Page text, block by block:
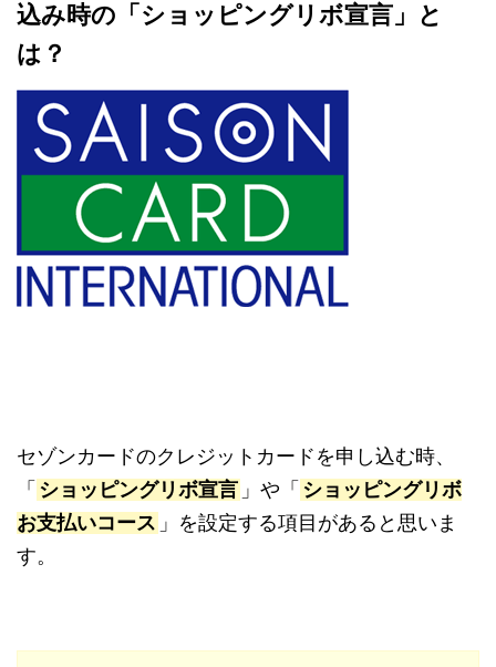
込み時の「ショッピングリボ宣言」と
は？
セゾンカードのクレジットカードを申し込む時、
「 ショッピングリボ宣言 」や「 ショッピングリボ
お支払いコース 」を設定する項目があると思いま
す。